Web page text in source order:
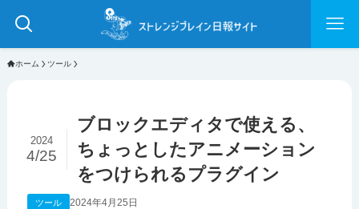
ホーム ツール
ブロックエディタで使える、
ちょっとしたアニメーション
をつけられるプラグイン
2024
4/25
ツール
2024年4月25日